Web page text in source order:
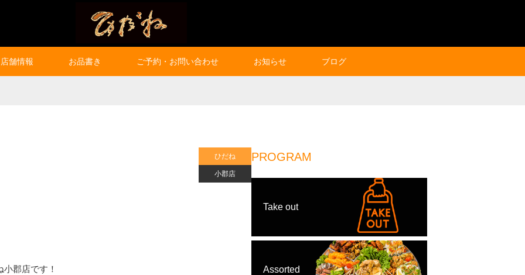
店舗情報 お品書き ご予約・お問い合わせ お知らせ ブログ
ひだね
小郡店
小郡店です！
PROGRAM
Take out
Assorted